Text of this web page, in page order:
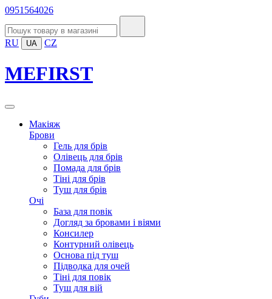
0951564026
RU UA CZ
MEFIRST
Макіяж
Брови
Гель для брів
Олівець для брів
Помада для брів
Тіні для брів
Туш для брів
Очі
База для повік
Догляд за бровами і віями
Консилер
Контурний олівець
Основа під туш
Підводка для очей
Тіні для повік
Туш для вій